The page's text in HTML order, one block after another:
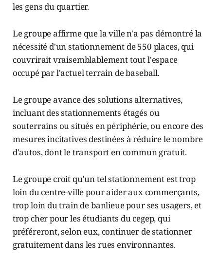
les gens du quartier.
Le groupe affirme que la ville n'a pas démontré la
nécessité d'un stationnement de 550 places, qui
couvrirait vraisemblablement tout l'espace
occupé par l'actuel terrain de baseball.
Le groupe avance des solutions alternatives,
incluant des stationnements étagés ou
souterrains ou situés en périphérie, ou encore des
mesures incitatives destinées à réduire le nombre
d'autos, dont le transport en commun gratuit.
Le groupe croit qu'un tel stationnement est trop
loin du centre-ville pour aider aux commerçants,
trop loin du train de banlieue pour ses usagers, et
trop cher pour les étudiants du cegep, qui
préféreront, selon eux, continuer de stationner
gratuitement dans les rues environnantes.